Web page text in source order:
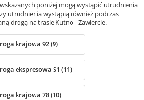
poniżej mogą wystąpić utrudnienia
utrudnienia wystąpią również podczas
drogą na trasie Kutno - Zawiercie.
krajowa 92 (9)
ekspresowa S1 (11)
krajowa 78 (10)